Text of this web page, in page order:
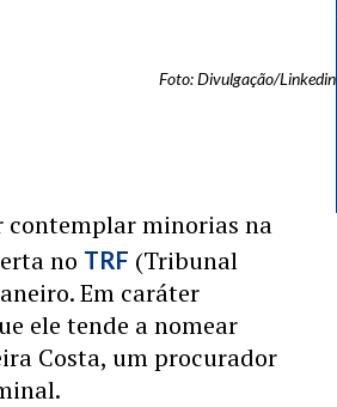
Foto: Divulgação/Linkedin
contemplar minorias na
no TRF (Tribunal
Em caráter
ele tende a nomear
Costa, um procurador